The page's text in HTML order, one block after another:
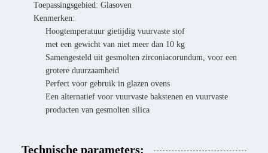
Toepassingsgebied: Glasoven
Kenmerken:
Hoogtemperatuur gietijdig vuurvaste stof
met een gewicht van niet meer dan 10 kg
Samengesteld uit gesmolten zirconiacorundum, voor een
grotere duurzaamheid
Perfect voor gebruik in glazen ovens
Een alternatief voor vuurvaste bakstenen en vuurvaste
producten van gesmolten silica
Technische parameters: